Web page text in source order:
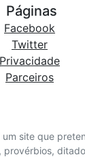
um site que
provérbios,
Páginas
Facebook
Twitter
Privacidade
Parceiros